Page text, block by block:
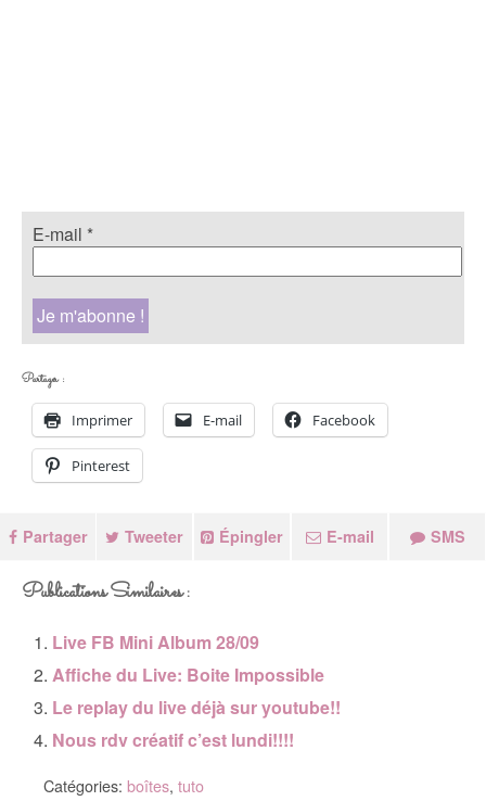
E-mail *
Partager :
Imprimer E-mail Facebook
Pinterest
Partager Tweeter Épingler E-mail SMS
Publications Similaires :
Live FB Mini Album 28/09
Affiche du Live: Boite Impossible
Le replay du live déjà sur youtube!!
Nous rdv créatif c’est lundi!!!!
Catégories: boîtes, tuto